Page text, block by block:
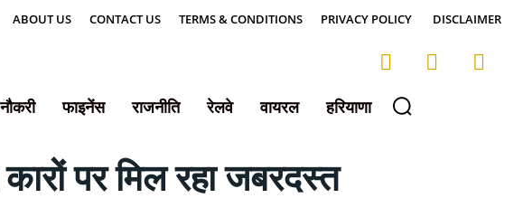
ABOUT US CONTACT US TERMS & CONDITIONS PRIVACY POLICY DISCLAIMER
नौकरी फाइनेंस राजनीति रेलवे वायरल हरियाणा
पर मिल रहा जबरदस्त